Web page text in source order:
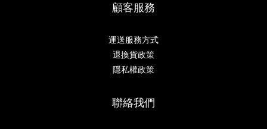
顧客服務
運送服務方式
退換貨政策
隱私權政策
聯絡我們